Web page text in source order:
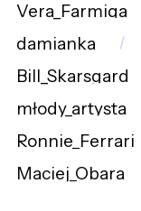
Vera_Farmiga
damianka
Bill_Skarsgard
młody_artysta
Ronnie_Ferrari
Maciej_Obara